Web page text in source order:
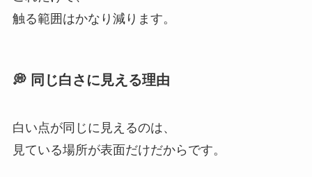
触る範囲はかなり減ります。
💭 同じ白さに見える理由
白い点が同じに見えるのは、
見ている場所が表面だけだからです。